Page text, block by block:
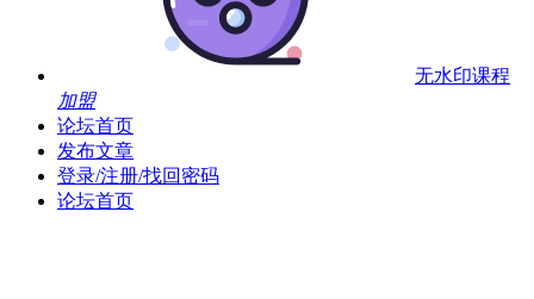
无水印课程
加盟
论坛首页
发布文章
登录/注册/找回密码
论坛首页